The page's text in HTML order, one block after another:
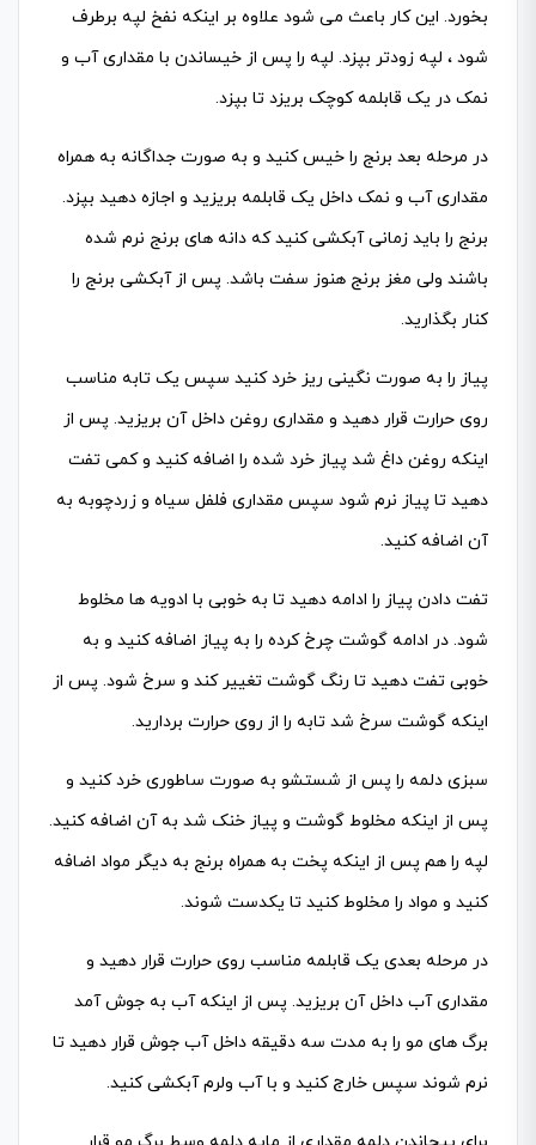
بخورد. این کار باعث می شود علاوه بر اینکه نفخ لپه برطرف
شود ، لپه زودتر بپزد. لپه را پس از خیساندن با مقداری آب و
نمک در یک قابلمه کوچک بریزد تا بپزد.
در مرحله بعد برنج را خیس کنید و به صورت جداگانه به همراه
مقداری آب و نمک داخل یک قابلمه بریزید و اجازه دهید بپزد.
برنج را باید زمانی آبکشی کنید که دانه های برنج نرم شده
باشند ولی مغز برنج هنوز سفت باشد. پس از آبکشی برنج را
کنار بگذارید.
پیاز را به صورت نگینی ریز خرد کنید سپس یک تابه مناسب
روی حرارت قرار دهید و مقداری روغن داخل آن بریزید. پس از
اینکه روغن داغ شد پیاز خرد شده را اضافه کنید و کمی تفت
دهید تا پیاز نرم شود سپس مقداری فلفل سیاه و زردچوبه به
آن اضافه کنید.
تفت دادن پیاز را ادامه دهید تا به خوبی با ادویه ها مخلوط
شود. در ادامه گوشت چرخ کرده را به پیاز اضافه کنید و به
خوبی تفت دهید تا رنگ گوشت تغییر کند و سرخ شود. پس از
اینکه گوشت سرخ شد تابه را از روی حرارت بردارید.
سبزی دلمه را پس از شستشو به صورت ساطوری خرد کنید و
پس از اینکه مخلوط گوشت و پیاز خنک شد به آن اضافه کنید.
لپه را هم پس از اینکه پخت به همراه برنج به دیگر مواد اضافه
کنید و مواد را مخلوط کنید تا یکدست شوند.
در مرحله بعدی یک قابلمه مناسب روی حرارت قرار دهید و
مقداری آب داخل آن بریزید. پس از اینکه آب به جوش آمد
برگ های مو را به مدت سه دقیقه داخل آب جوش قرار دهید تا
نرم شوند سپس خارج کنید و با آب ولرم آبکشی کنید.